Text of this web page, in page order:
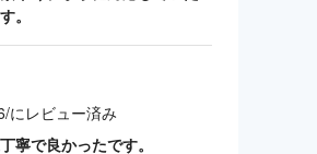
。
にレビュー済み
寧で良かったです。